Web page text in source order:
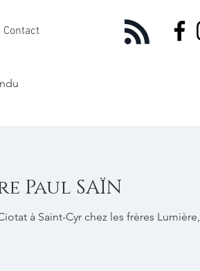
Contact
Paul SAÏN
à Saint-Cyr chez les frères Lumière,